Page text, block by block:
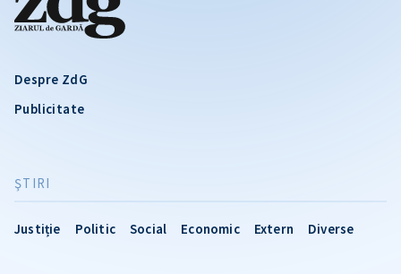
Despre ZdG
Publicitate
ŞTIRI
Justiție Politic Social Economic Extern Diverse